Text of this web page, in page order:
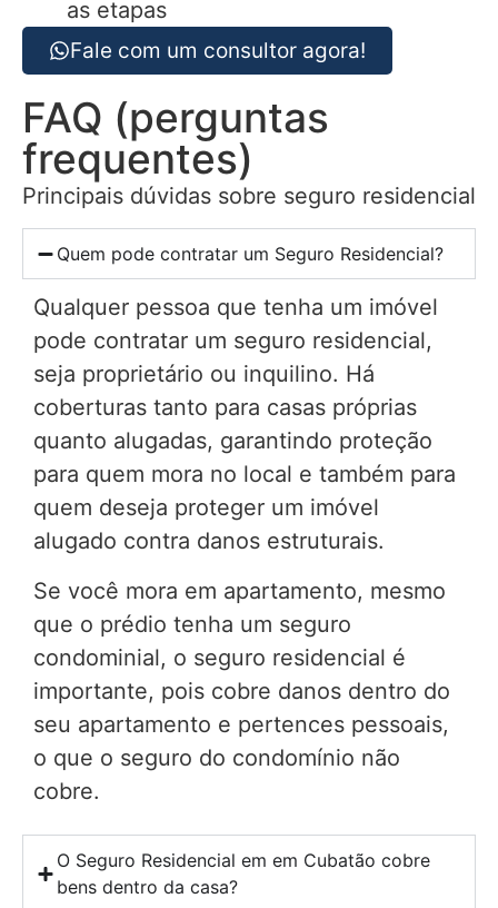
as etapas
Fale com um consultor agora!
FAQ (perguntas
frequentes)
Principais dúvidas sobre seguro residencial
Quem pode contratar um Seguro Residencial?
Qualquer pessoa que tenha um imóvel
pode contratar um seguro residencial,
seja proprietário ou inquilino. Há
coberturas tanto para casas próprias
quanto alugadas, garantindo proteção
para quem mora no local e também para
quem deseja proteger um imóvel
alugado contra danos estruturais.
Se você mora em apartamento, mesmo
que o prédio tenha um seguro
condominial, o seguro residencial é
importante, pois cobre danos dentro do
seu apartamento e pertences pessoais,
o que o seguro do condomínio não
cobre.
O Seguro Residencial em em Cubatão cobre
bens dentro da casa?